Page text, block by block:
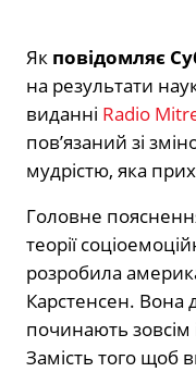
Як повідомляє
на результати
виданні Radio
пов’язаний зі
мудрістю, яка
Головне
теорії
розробила
Карстенсен. Вона
починають зовсім
Замість того щоб